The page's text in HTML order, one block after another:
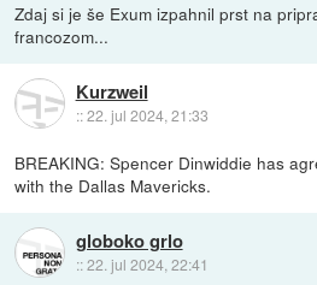
Zdaj si je še Exum izpahnil prst na
francozom...
Kurzweil
::22. jul 2024, 21:33
BREAKING: Spencer Dinwiddie has
with the Dallas Mavericks.
globoko grlo
::22. jul 2024, 22:41